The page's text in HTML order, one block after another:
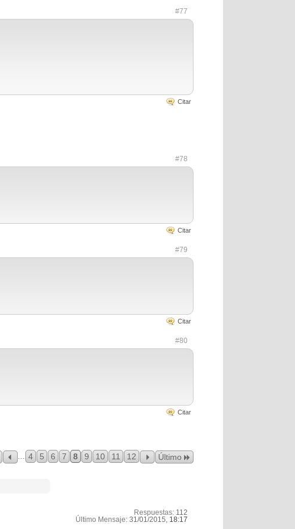
#77
Citar
#78
Citar
#79
Citar
#80
Citar
4 5 6 7 8 9 10 11 12 Último
Respuestas: 112
Último Mensaje: 31/01/2015, 18:17